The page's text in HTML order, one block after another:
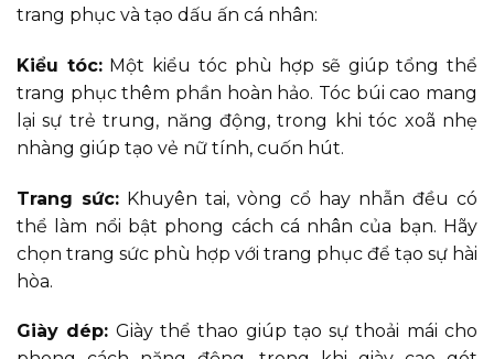
trang phục và tạo dấu ấn cá nhân:
Kiểu tóc:Một kiểu tóc phù hợp sẽ giúp tổng thể
trang phục thêm phần hoàn hảo. Tóc búi cao mang
lại sự trẻ trung, năng động, trong khi tóc xoã nhẹ
nhàng giúp tạo vẻ nữ tính, cuốn hút.
Trang sức: Khuyên tai, vòng cổ hay nhẫn đều có
thể làm nổi bật phong cách cá nhân của bạn. Hãy
chọn trang sức phù hợp với trang phục để tạo sự hài
hòa.
Giày dép: Giày thể thao giúp tạo sự thoải mái cho